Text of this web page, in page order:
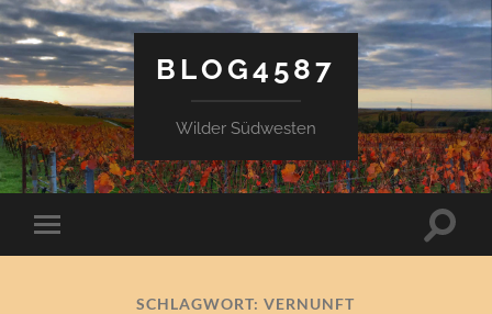
BLOG4587
Wilder Südwesten
Mobile-
Menü
SCHLAGWORT:VERNUNFT